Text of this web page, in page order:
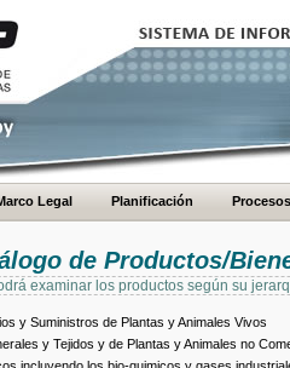
Legal Planificación Procesos
de Productos/
examinar los productos según su
y Suministros de Plantas y Animales Vivos
y Tejidos y de Plantas y Animales no